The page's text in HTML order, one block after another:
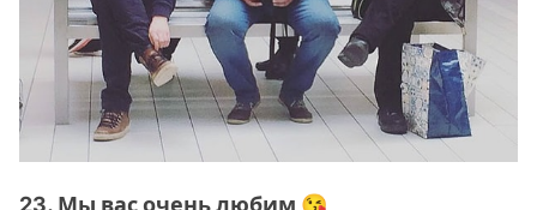
23. Мы вас очень любим 😘